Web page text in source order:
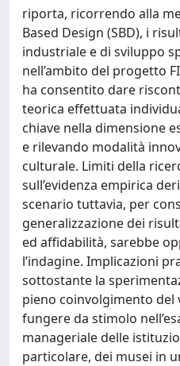
riporta, ricorrendo alla
Based Design (SBD), i
industriale e di sviluppo
nell’ambito del progetto
ha consentito dare
teorica effettuata
chiave nella dimensione
e rilevando modalità
culturale. Limiti della
sull’evidenza empirica
scenario tuttavia, per
generalizzazione dei
ed affidabilità, sarebbe
l’indagine. Implicazioni
sottostante la
pieno coinvolgimento
fungere da stimolo
manageriale delle
particolare, dei musei in